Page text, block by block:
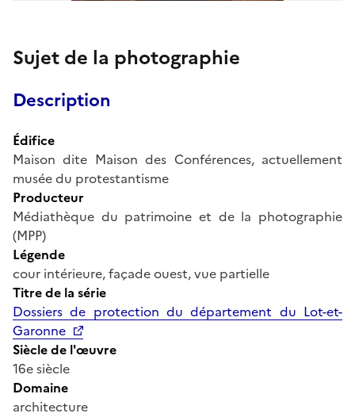
Sujet de la photographie
Description
Édifice
Maison dite Maison des Conférences, actuellement
musée du protestantisme
Producteur
Médiathèque du patrimoine et de la photographie
(MPP)
Légende
cour intérieure, façade ouest, vue partielle
Titre de la série
Dossiers de protection du département du Lot-et-
Garonne
Siècle de l'œuvre
16e siècle
Domaine
architecture